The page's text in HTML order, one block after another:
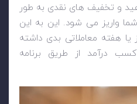
و تخفیف های نقدی به طور
واریز می شود. این به این
هفته معاملاتی بدی داشته
درآمد از طریق برنامه